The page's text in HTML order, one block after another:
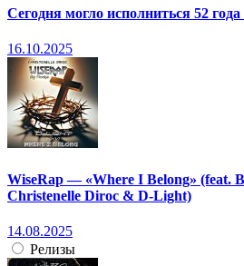
Сегодня могло исполниться 52
16.10.2025
WiseRap — «Where I Belong» (feat.
Christenelle Diroc & D-Light)
14.08.2025
Релизы